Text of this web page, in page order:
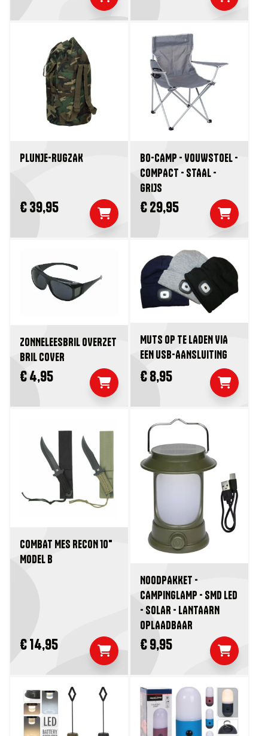
PLUNJE-RUGZAK
€ 39,95
BO-CAMP - VOUWSTOEL -
COMPACT - STAAL -
GRIJS
€ 29,95
ZONNELEESBRIL OVERZET
BRIL COVER
€ 4,95
MUTS OP TE LADEN VIA
EEN USB-AANSLUITING
€ 8,95
COMBAT MES RECON 10"
MODEL B
€ 14,95
NOODPAKKET -
CAMPINGLAMP - SMD LED
- SOLAR - LANTAARN
OPLAADBAAR
€ 9,95